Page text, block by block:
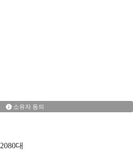
소유자 동의
2080대